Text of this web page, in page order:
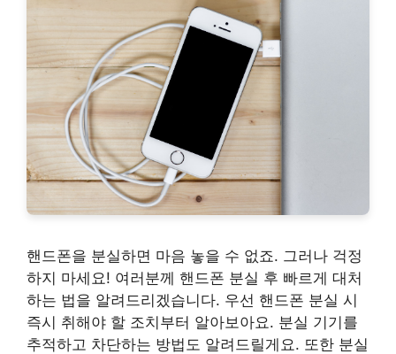
핸드폰을 분실하면 마음 놓을 수 없죠. 그러나 걱정
하지 마세요! 여러분께 핸드폰 분실 후 빠르게 대처
하는 법을 알려드리겠습니다. 우선 핸드폰 분실 시
즉시 취해야 할 조치부터 알아보아요. 분실 기기를
추적하고 차단하는 방법도 알려드릴게요. 또한 분실